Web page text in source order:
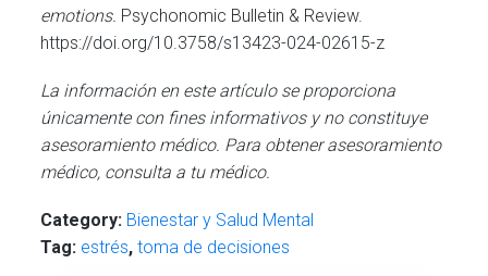
emotions. Psychonomic Bulletin & Review.
https://doi.org/10.3758/s13423-024-02615-z
La información en este artículo se proporciona
únicamente con fines informativos y no constituye
asesoramiento médico. Para obtener asesoramiento
médico, consulta a tu médico.
Category: Bienestar y Salud Mental
Tag: estrés,toma de decisiones